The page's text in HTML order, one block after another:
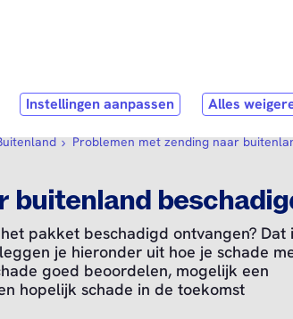
& Contact
Problemen met zending naar
buitenland
pakket beschadigd ontvangen? Dat
je hieronder uit hoe je schade
goed beoordelen, mogelijk een
hopelijk schade in de toekomst